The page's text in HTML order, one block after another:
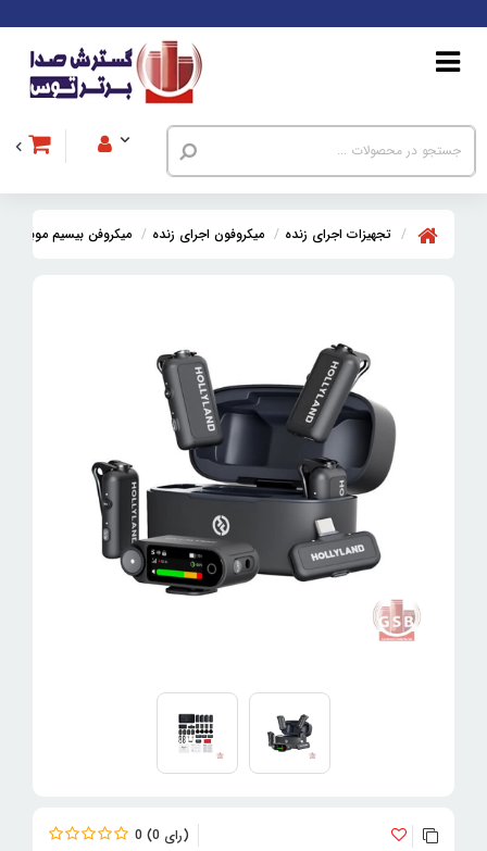
تجهیزات اجرای زنده میکروفون اجرای زنده میکروفن بیسیم موبایل
0 0